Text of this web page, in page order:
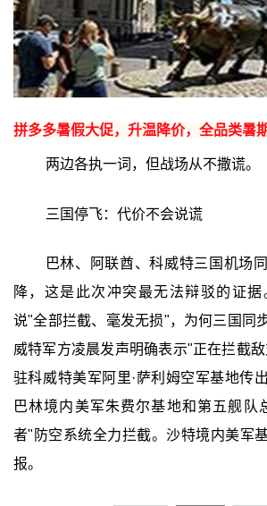
拼多多暑假大促，升温降价，全品类暑
两边各执一词，但战场从不撒谎。
三国停飞：代价不会说谎
巴林、阿联酋、科威特三国机场
降，这是此次冲突最无法辩驳的证
说"全部拦截、毫发无损"，为何三国同
威特军方凌晨发声明确表示"正在拦截敌
驻科威特美军阿里·萨利姆空军基地传
巴林境内美军朱费尔基地和第五舰队
者"防空系统全力拦截。沙特境内美军
报。